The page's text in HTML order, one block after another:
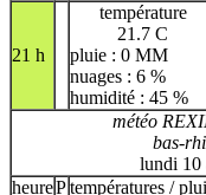
21 h
température
21.7 C
pluie : 0 MM
nuages : 6 %
humidité : 45 %
météo
bas-
lundi 10
heurePtempératures /